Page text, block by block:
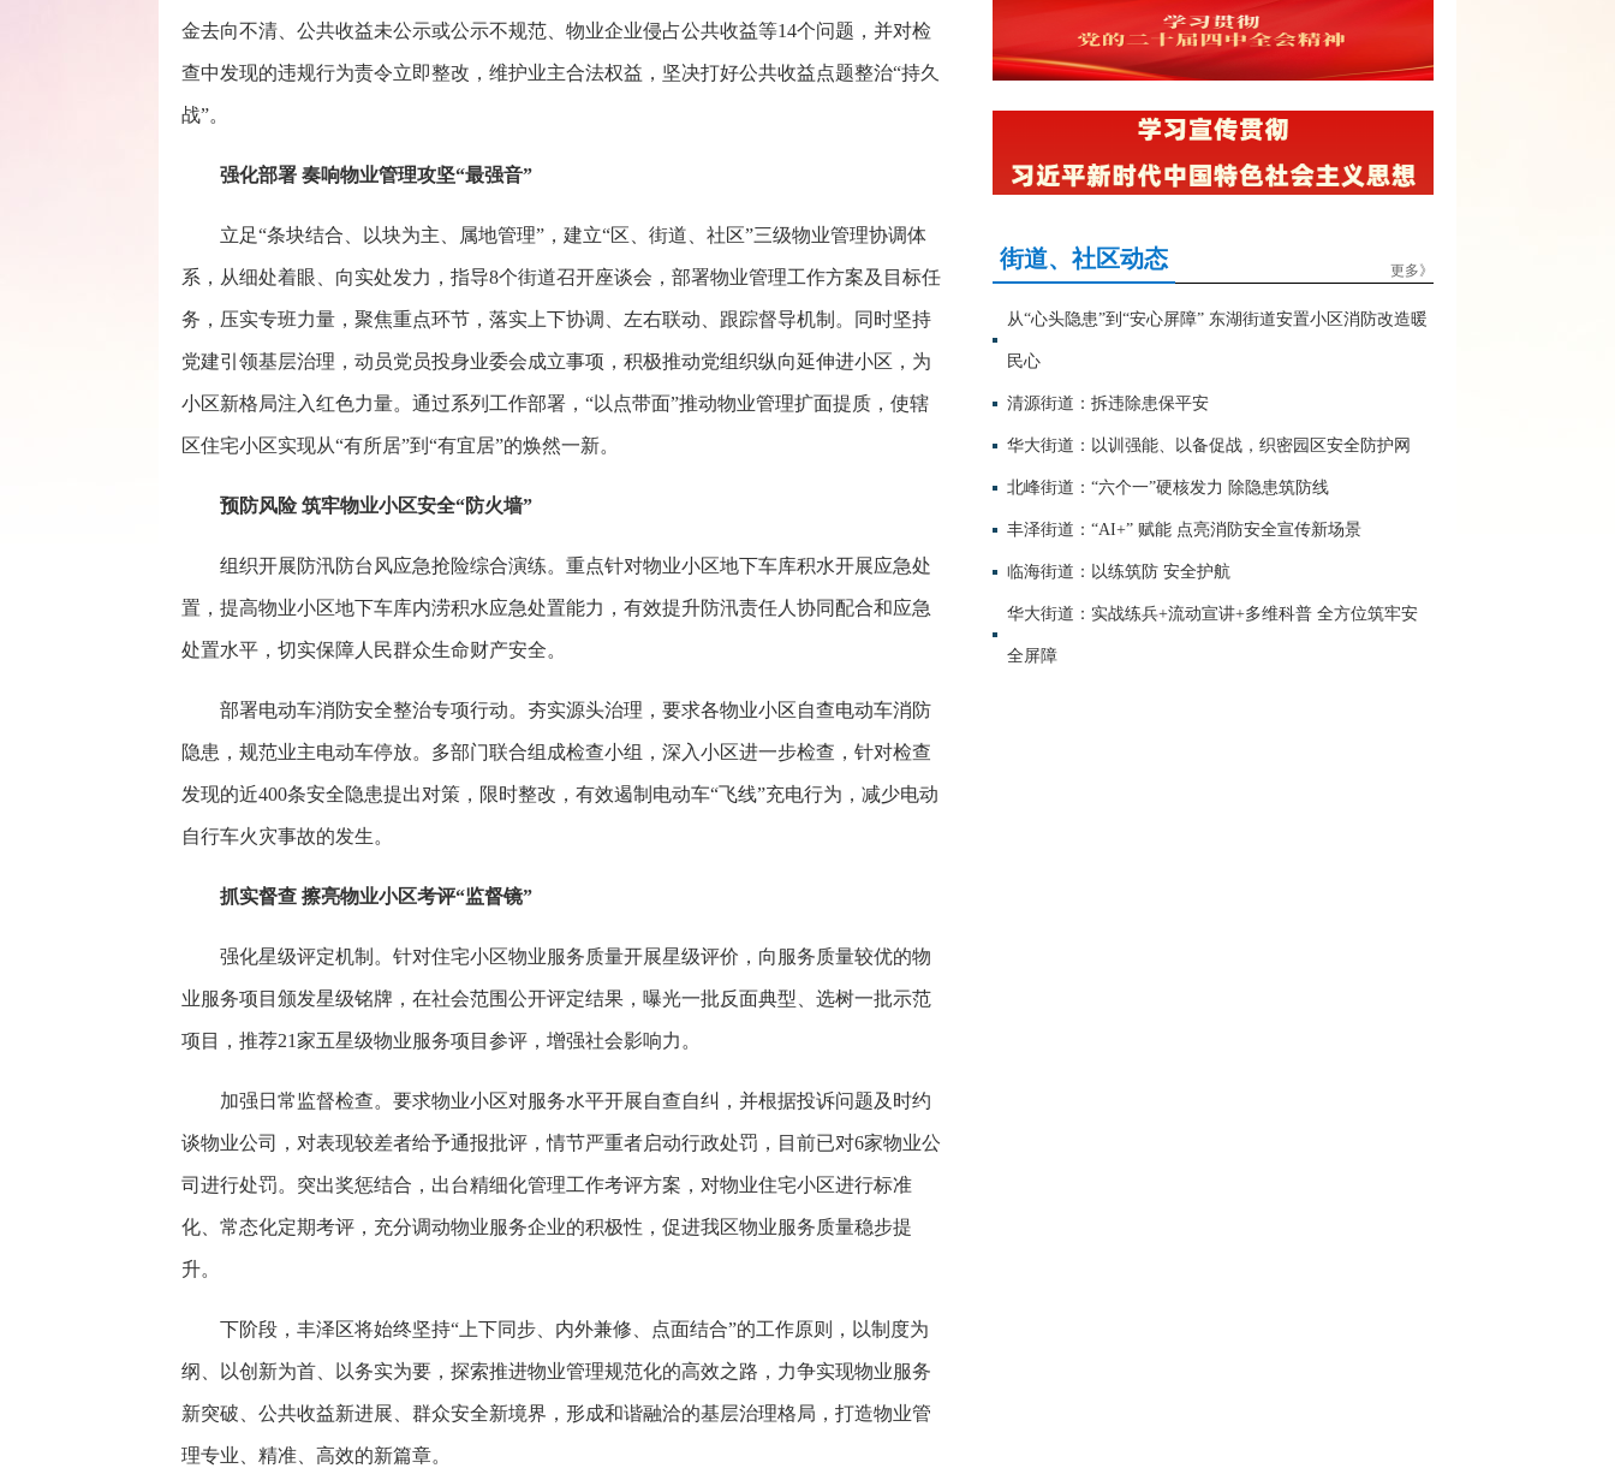
金去向不清、公共收益未公示或公示不规范、物业企业侵占公共收益等14个问题，并对检
查中发现的违规行为责令立即整改，维护业主合法权益，坚决打好公共收益点题整治“持久
战”。
强化部署 奏响物业管理攻坚“最强音”
立足“条块结合、以块为主、属地管理”，建立“区、街道、社区”三级物业管理协调体
系，从细处着眼、向实处发力，指导8个街道召开座谈会，部署物业管理工作方案及目标任
务，压实专班力量，聚焦重点环节，落实上下协调、左右联动、跟踪督导机制。同时坚持
党建引领基层治理，动员党员投身业委会成立事项，积极推动党组织纵向延伸进小区，为
小区新格局注入红色力量。通过系列工作部署，“以点带面”推动物业管理扩面提质，使辖
区住宅小区实现从“有所居”到“有宜居”的焕然一新。
预防风险 筑牢物业小区安全“防火墙”
组织开展防汛防台风应急抢险综合演练。重点针对物业小区地下车库积水开展应急处
置，提高物业小区地下车库内涝积水应急处置能力，有效提升防汛责任人协同配合和应急
处置水平，切实保障人民群众生命财产安全。
部署电动车消防安全整治专项行动。夯实源头治理，要求各物业小区自查电动车消防
隐患，规范业主电动车停放。多部门联合组成检查小组，深入小区进一步检查，针对检查
发现的近400条安全隐患提出对策，限时整改，有效遏制电动车“飞线”充电行为，减少电动
自行车火灾事故的发生。
抓实督查 擦亮物业小区考评“监督镜”
强化星级评定机制。针对住宅小区物业服务质量开展星级评价，向服务质量较优的物
业服务项目颁发星级铭牌，在社会范围公开评定结果，曝光一批反面典型、选树一批示范
项目，推荐21家五星级物业服务项目参评，增强社会影响力。
加强日常监督检查。要求物业小区对服务水平开展自查自纠，并根据投诉问题及时约
谈物业公司，对表现较差者给予通报批评，情节严重者启动行政处罚，目前已对6家物业公
司进行处罚。突出奖惩结合，出台精细化管理工作考评方案，对物业住宅小区进行标准
化、常态化定期考评，充分调动物业服务企业的积极性，促进我区物业服务质量稳步提
升。
下阶段，丰泽区将始终坚持“上下同步、内外兼修、点面结合”的工作原则，以制度为
纲、以创新为首、以务实为要，探索推进物业管理规范化的高效之路，力争实现物业服务
新突破、公共收益新进展、群众安全新境界，形成和谐融洽的基层治理格局，打造物业管
理专业、精准、高效的新篇章。
街道、社区动态 更多》
从“心头隐患”到“安心屏障” 东湖街道安置小区消防改造暖
民心
清源街道：拆违除患保平安
华大街道：以训强能、以备促战，织密园区安全防护网
北峰街道：“六个一”硬核发力 除隐患筑防线
丰泽街道：“AI+” 赋能 点亮消防安全宣传新场景
临海街道：以练筑防 安全护航
华大街道：实战练兵+流动宣讲+多维科普 全方位筑牢安
全屏障